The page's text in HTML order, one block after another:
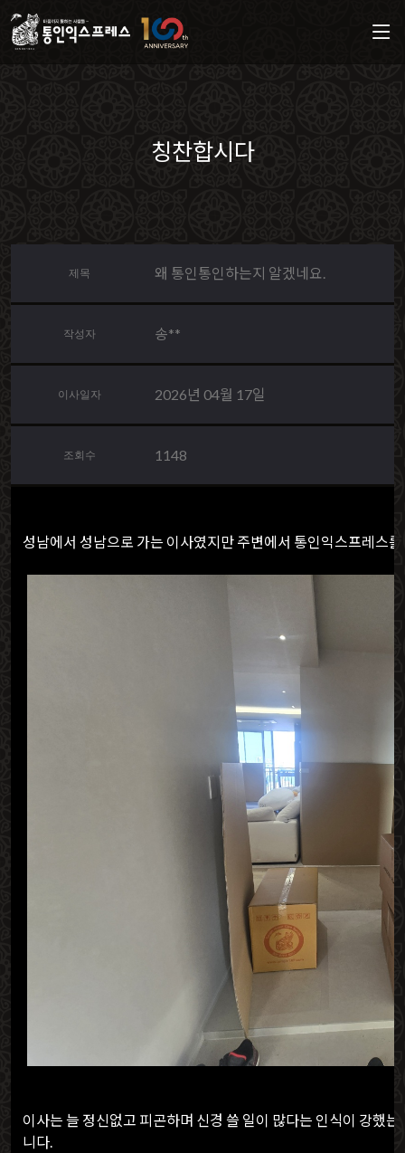
칭찬합시다
제목 왜 통인통인하는지 알겠네요.
작성자 송**
이사일자 2026년 04월 17일
조회수 1148
성남에서 성남으로 가는 이사였지만 주변에서 통인익스프레스
이사는 늘 정신없고 피곤하며 신경 쓸 일이 많다는 인식이 강했
니다.